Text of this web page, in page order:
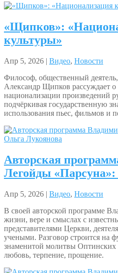
«Щипков»:
культуры»
Апр 5, 2026 | Видео, Новости
Философ, общественный
Александр Щипков рассуждает о
национализации произведений
подчёркивая государственную
использования пьес, фильмов и
Авторская
Легойды
Апр 5, 2026 | Видео, Новости
В своей авторской программе
жизни, вере и смыслах с
представителями Церкви,
учеными. Разговор строится на
знаменитой молитвы Оптинских
любовь, терпение, прощение.